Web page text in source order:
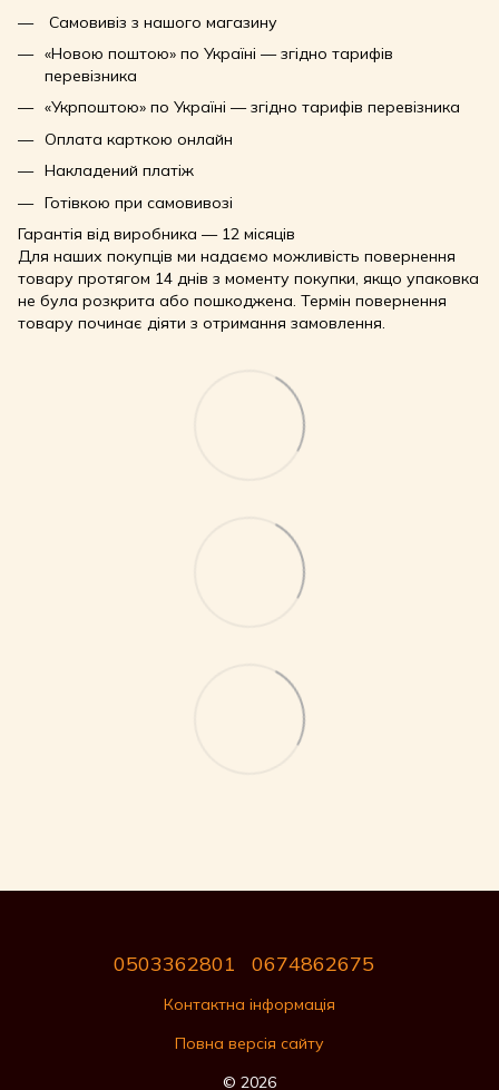
Самовивіз з нашого магазину
«Новою поштою» по Україні — згідно тарифів
перевізника
«Укрпоштою» по Україні — згідно тарифів перевізника
Оплата карткою онлайн
Накладений платіж
Готівкою при самовивозі
Гарантія від виробника — 12 місяців
Для наших покупців ми надаємо можливість повернення
товару протягом 14 днів з моменту покупки, якщо упаковка
не була розкрита або пошкоджена. Термін повернення
товару починає діяти з отримання замовлення.
0503362801 0674862675
Контактна інформація
Повна версія сайту
© 2026